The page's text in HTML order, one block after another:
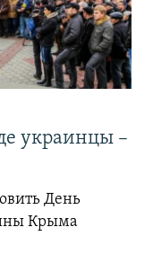
украинцы –
День
Крыма